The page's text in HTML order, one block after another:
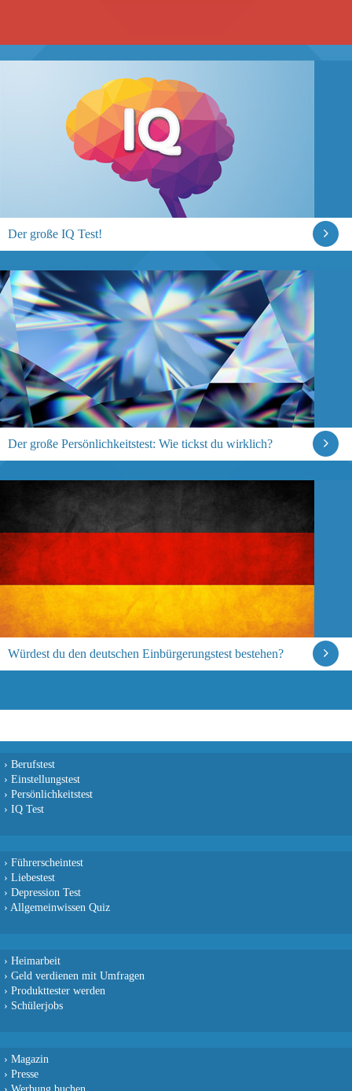
Der große IQ Test!
Der große Persönlichkeitstest: Wie tickst du wirklich?
Würdest du den deutschen Einbürgerungstest bestehen?
› Berufstest
› Einstellungstest
› Persönlichkeitstest
› IQ Test
› Führerscheintest
› Liebestest
› Depression Test
› Allgemeinwissen Quiz
› Heimarbeit
› Geld verdienen mit Umfragen
› Produkttester werden
› Schülerjobs
› Magazin
› Presse